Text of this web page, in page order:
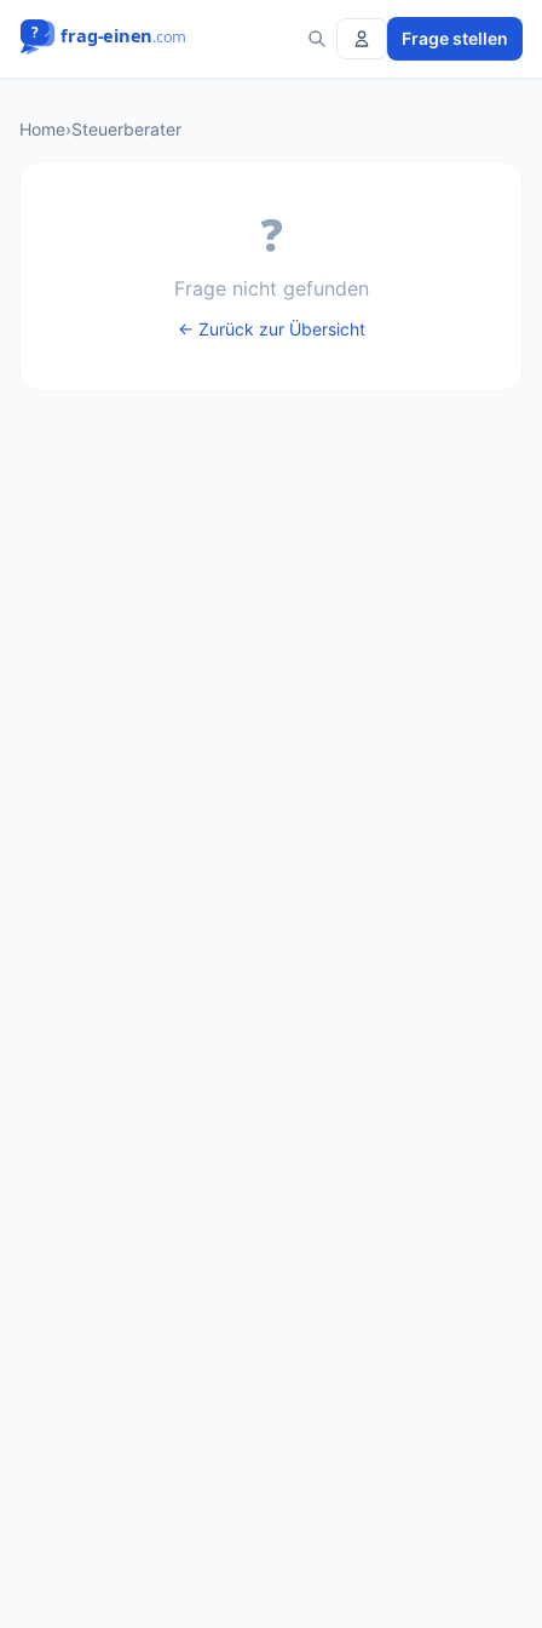
Frage stellen
Home›Steuerberater
❓
Frage nicht gefunden
← Zurück zur Übersicht